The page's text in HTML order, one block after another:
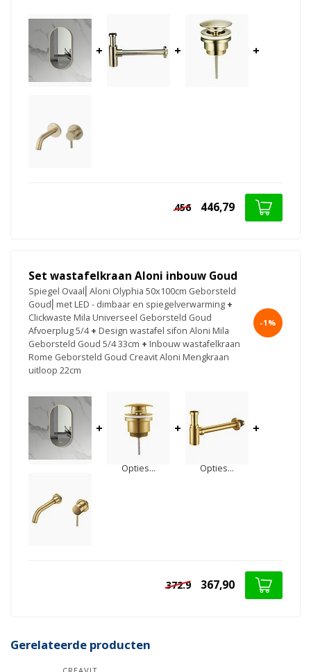
+ + +
456 446,79
Set wastafelkraan Aloni inbouw Goud
Spiegel Ovaal⎢Aloni Olyphia 50x100cm Geborsteld
Goud⎢met LED - dimbaar en spiegelverwarming +
Clickwaste Mila Universeel Geborsteld Goud
Afvoerplug 5/4 + Design wastafel sifon Aloni Mila
Geborsteld Goud 5/4 33cm + Inbouw wastafelkraan
Rome Geborsteld Goud Creavit Aloni Mengkraan
uitloop 22cm
-1%
+
Opties...
+
Opties...
+
372.9 367,90
Gerelateerde producten